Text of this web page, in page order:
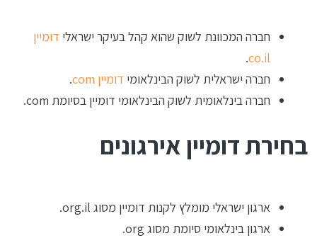
חברה המכוונת לשוק שהוא קהל בעיקר ישראלי דומיין
co.il
.
חברה ישראלית לשוק הבינלאומי דומיין com
.
חברה בינלאומית לשוק הבינלאומי דומיין בסיומת com.
בחירת דומיין אירגונים
ארגון ישראלי מומלץ לקנות דומיין מסוג org.il.
ארגון בינלאומי סיומת מסוג org.